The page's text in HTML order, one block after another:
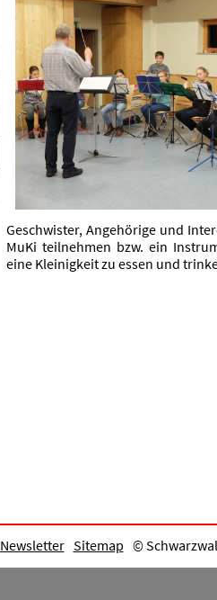
Geschwister, Angehörige und
MuKi teilnehmen bzw. ein
eine Kleinigkeit zu essen und
Newsletter Sitemap ©